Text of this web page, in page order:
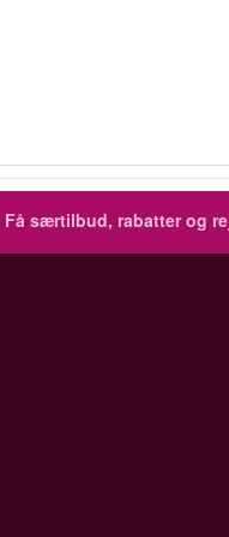
Få særtilbud, rabatter og